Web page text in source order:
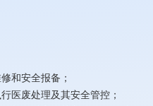
和安全报备；
医废处理及其安全管控；